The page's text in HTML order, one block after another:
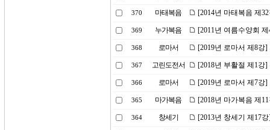
370 마태복음 [2014년 마태복음 제
369 누가복음 [2011년 여름수양회
368 로마서 [2019년 로마서 제8강
367 고린도전서 [2018년 부활절 제1강
366 로마서 [2019년 로마서 제7강
365 마가복음 [2018년 마가복음 제
364 창세기 [2013년 창세기 제17